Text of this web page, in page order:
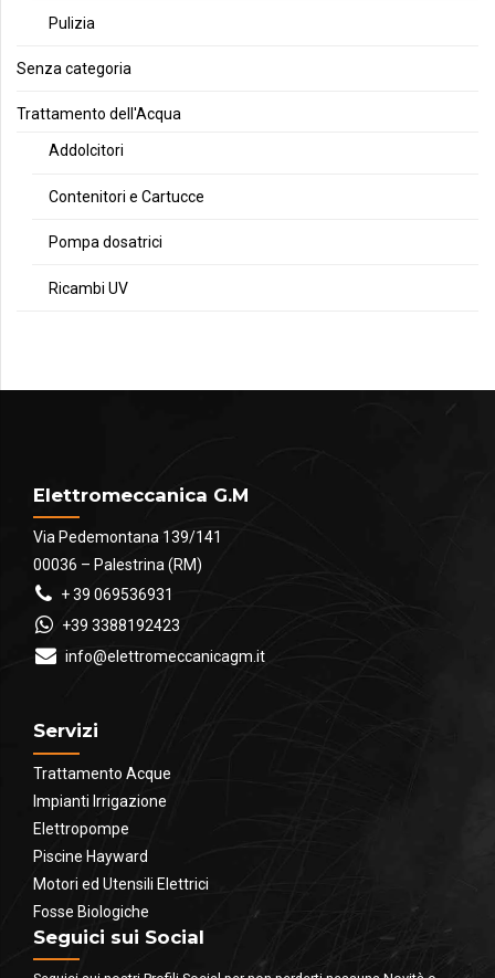
Pulizia
Senza categoria
Trattamento dell'Acqua
Addolcitori
Contenitori e Cartucce
Pompa dosatrici
Ricambi UV
Elettromeccanica G.M
Via Pedemontana 139/141
00036 – Palestrina (RM)
+ 39 069536931
+39 3388192423
info@elettromeccanicagm.it
Servizi
Trattamento Acque
Impianti Irrigazione
Elettropompe
Piscine Hayward
Motori ed Utensili Elettrici
Fosse Biologiche
Seguici sui Social